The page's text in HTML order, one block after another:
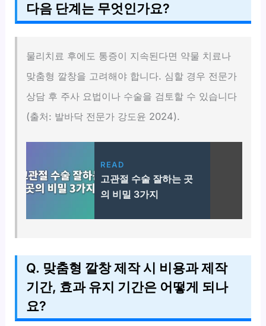
다음 단계는 무엇인가요?
물리치료 후에도 통증이 지속된다면 약물 치료나
맞춤형 깔창을 고려해야 합니다. 심할 경우 전문가
상담 후 주사 요법이나 수술을 검토할 수 있습니다
(출처: 발바닥 전문가 강도윤 2024).
READ
고관절 수술 잘하는 곳
의 비밀 3가지
Q. 맞춤형 깔창 제작 시 비용과 제작
기간, 효과 유지 기간은 어떻게 되나
요?